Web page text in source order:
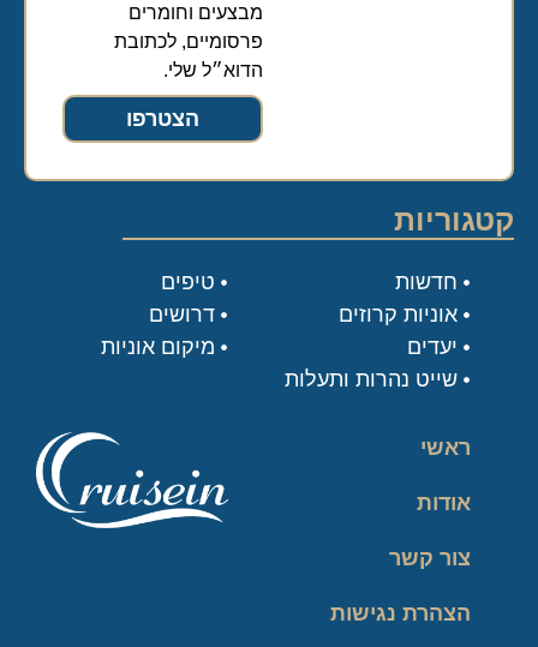
מבצעים וחומרים
פרסומיים, לכתובת
הדוא״ל שלי.
הצטרפו
ראשי
אודות
צור קשר
הצהרת נגישות
קטגוריות
טיפים
דרושים
מיקום אוניות
חדשות
אוניות קרוזים
יעדים
שייט נהרות ותעלות